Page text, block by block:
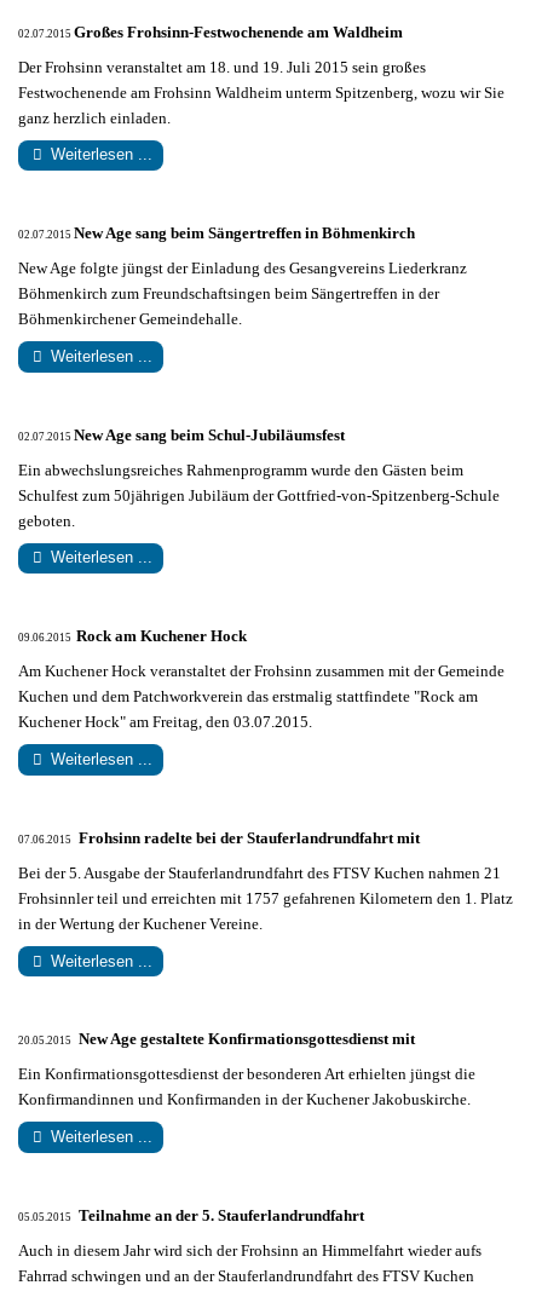
02.07.2015 Großes Frohsinn-Festwochenende am Waldheim
Der Frohsinn veranstaltet am 18. und 19. Juli 2015 sein großes
Festwochenende am Frohsinn Waldheim unterm Spitzenberg, wozu wir Sie
ganz herzlich einladen.
Weiterlesen ...
02.07.2015 New Age sang beim Sängertreffen in Böhmenkirch
New Age folgte jüngst der Einladung des Gesangvereins Liederkranz
Böhmenkirch zum Freundschaftsingen beim Sängertreffen in der
Böhmenkirchener Gemeindehalle.
Weiterlesen ...
02.07.2015 New Age sang beim Schul-Jubiläumsfest
Ein abwechslungsreiches Rahmenprogramm wurde den Gästen beim
Schulfest zum 50jährigen Jubiläum der Gottfried-von-Spitzenberg-Schule
geboten.
Weiterlesen ...
09.06.2015 Rock am Kuchener Hock
Am Kuchener Hock veranstaltet der Frohsinn zusammen mit der Gemeinde
Kuchen und dem Patchworkverein das erstmalig stattfindete "Rock am
Kuchener Hock" am Freitag, den 03.07.2015.
Weiterlesen ...
07.06.2015 Frohsinn radelte bei der Stauferlandrundfahrt mit
Bei der 5. Ausgabe der Stauferlandrundfahrt des FTSV Kuchen nahmen 21
Frohsinnler teil und erreichten mit 1757 gefahrenen Kilometern den 1. Platz
in der Wertung der Kuchener Vereine.
Weiterlesen ...
20.05.2015 New Age gestaltete Konfirmationsgottesdienst mit
Ein Konfirmationsgottesdienst der besonderen Art erhielten jüngst die
Konfirmandinnen und Konfirmanden in der Kuchener Jakobuskirche.
Weiterlesen ...
05.05.2015 Teilnahme an der 5. Stauferlandrundfahrt
Auch in diesem Jahr wird sich der Frohsinn an Himmelfahrt wieder aufs
Fahrrad schwingen und an der Stauferlandrundfahrt des FTSV Kuchen